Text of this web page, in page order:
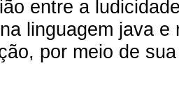
entre a
linguagem java
por meio de